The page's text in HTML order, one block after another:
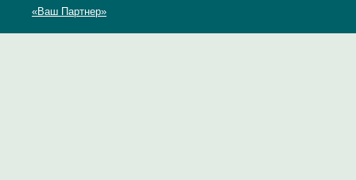
«Ваш Партнер»